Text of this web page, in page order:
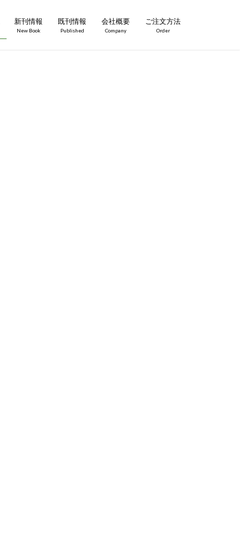
新刊情報
New Book
既刊情報
Published
会社概要
Company
ご注文方法
Order